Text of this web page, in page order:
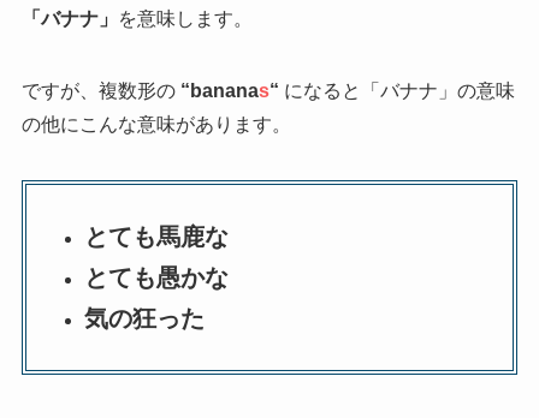
「バナナ」
を意味します。
ですが、複数形の “bananas“ になると「バナナ」の意味
の他にこんな意味があります。
とても馬鹿な
とても愚かな
気の狂った